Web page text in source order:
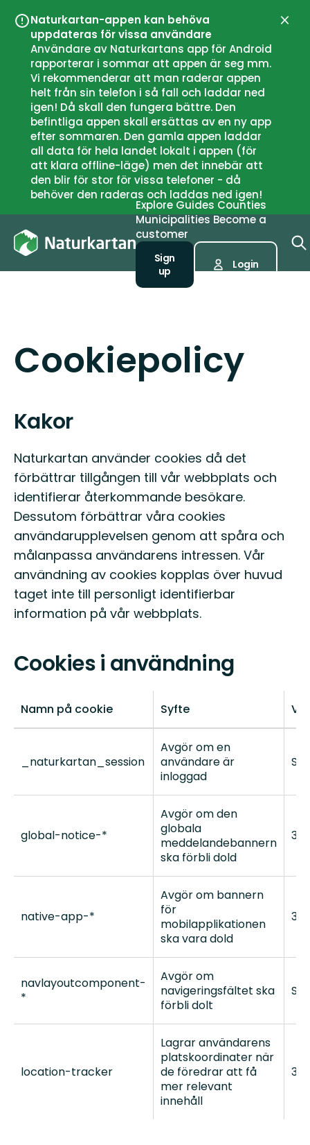
Naturkartan-appen kan behöva
uppdateras för vissa användare
Användare av Naturkartans app för Android
rapporterar i sommar att appen är seg mm.
Vi rekommenderar att man raderar appen
helt från sin telefon i så fall och laddar ned
igen! Då skall den fungera bättre. Den
befintliga appen skall ersättas av en ny app
efter sommaren. Den gamla appen laddar
all data för hela landet lokalt i appen (för
att klara offline-läge) men det innebär att
den blir för stor för vissa telefoner - då
behöver den raderas och laddas ned igen!
Close
Explore Guides Counties
Municipalities Become a
customer
Sign
up
Login
Cookiepolicy
Kakor
Naturkartan använder cookies då det
förbättrar tillgången till vår webbplats och
identifierar återkommande besökare.
Dessutom förbättrar våra cookies
användarupplevelsen genom att spåra och
målanpassa användarens intressen. Vår
användning av cookies kopplas över huvud
taget inte till personligt identifierbar
information på vår webbplats.
Cookies i användning
Namn på cookie Syfte
_naturkartan_session
Avgör om en
användare är
inloggad
global-notice-*
Avgör om den
globala
meddelandebannern
ska förbli dold
30
native-app-*
Avgör om bannern
för
mobilapplikationen
ska vara dold
30
navlayoutcomponent-
*
Avgör om
navigeringsfältet ska
förbli dolt
location-tracker
Lagrar användarens
platskoordinater när
de föredrar att få
mer relevant
innehåll
30